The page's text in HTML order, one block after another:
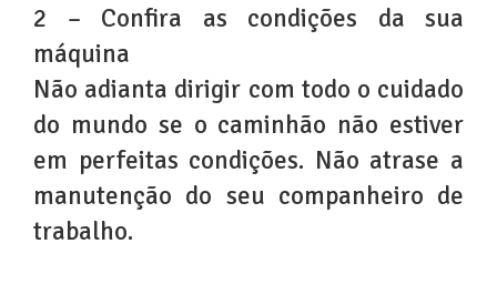
2 – Confira as condições da sua
máquina
Não adianta dirigir com todo o cuidado
do mundo se o caminhão não estiver
em perfeitas condições. Não atrase a
manutenção do seu companheiro de
trabalho.